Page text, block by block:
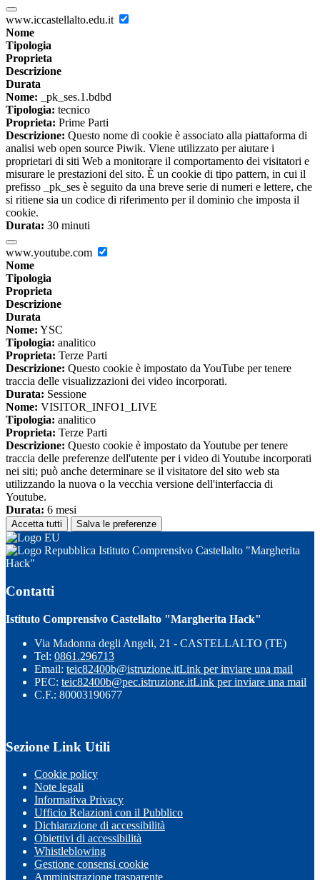
www.iccastellalto.edu.it
Nome
Tipologia
Proprieta
Descrizione
Durata
Nome: _pk_ses.1.bdbd
Tipologia: tecnico
Proprieta: Prime Parti
Descrizione: Questo nome di cookie è associato alla piattaforma di
analisi web open source Piwik. Viene utilizzato per aiutare i
proprietari di siti Web a monitorare il comportamento dei visitatori e
misurare le prestazioni del sito. È un cookie di tipo pattern, in cui il
prefisso _pk_ses è seguito da una breve serie di numeri e lettere, che
si ritiene sia un codice di riferimento per il dominio che imposta il
cookie.
Durata: 30 minuti
www.youtube.com
Nome
Tipologia
Proprieta
Descrizione
Durata
Nome: YSC
Tipologia: analitico
Proprieta: Terze Parti
Descrizione: Questo cookie è impostato da YouTube per tenere
traccia delle visualizzazioni dei video incorporati.
Durata: Sessione
Nome: VISITOR_INFO1_LIVE
Tipologia: analitico
Proprieta: Terze Parti
Descrizione: Questo cookie è impostato da Youtube per tenere
traccia delle preferenze dell'utente per i video di Youtube incorporati
nei siti; può anche determinare se il visitatore del sito web sta
utilizzando la nuova o la vecchia versione dell'interfaccia di
Youtube.
Durata: 6 mesi
Accetta tutti Salva le preferenze
Istituto Comprensivo Castellalto "Margherita
Hack"
Contatti
Istituto Comprensivo Castellalto "Margherita Hack"
Via Madonna degli Angeli, 21 - CASTELLALTO (TE)
Tel: 0861.296713
Email: teic82400b@istruzione.itLink per inviare una mail
PEC: teic82400b@pec.istruzione.itLink per inviare una mail
C.F.: 80003190677
Sezione Link Utili
Cookie policy
Note legali
Informativa Privacy
Ufficio Relazioni con il Pubblico
Dichiarazione di accessibilità
Obiettivi di accessibilità
Whistleblowing
Gestione consensi cookie
Amministrazione trasparente